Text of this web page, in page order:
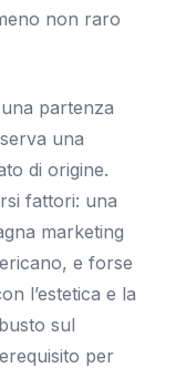
non raro
partenza
una
di origine.
fattori: una
marketing
e forse
l’estetica e la
sul
per